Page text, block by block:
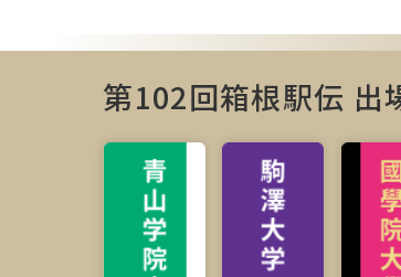
第102回箱根駅伝 出